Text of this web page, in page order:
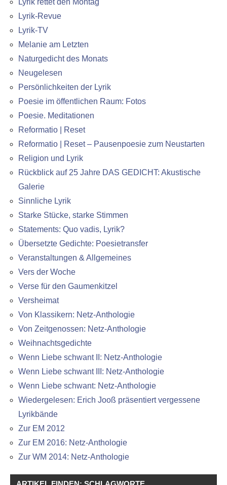
Lyrik-Revue
Lyrik-TV
Melanie am Letzten
Naturgedicht des Monats
Neugelesen
Persönlichkeiten der Lyrik
Poesie im öffentlichen Raum: Fotos
Poesie. Meditationen
Reformatio | Reset
Reformatio | Reset – Pausenpoesie zum Neustarten
Religion und Lyrik
Rückblick auf 25 Jahre DAS GEDICHT: Akustische
Galerie
Sinnliche Lyrik
Starke Stücke, starke Stimmen
Statements: Quo vadis, Lyrik?
Übersetzte Gedichte: Poesietransfer
Veranstaltungen & Allgemeines
Vers der Woche
Verse für den Gaumenkitzel
Versheimat
Von Klassikern: Netz-Anthologie
Von Zeitgenossen: Netz-Anthologie
Weihnachtsgedichte
Wenn Liebe schwant II: Netz-Anthologie
Wenn Liebe schwant III: Netz-Anthologie
Wenn Liebe schwant: Netz-Anthologie
Wiedergelesen: Erich Jooß präsentiert vergessene
Lyrikbände
Zur EM 2012
Zur EM 2016: Netz-Anthologie
Zur WM 2014: Netz-Anthologie